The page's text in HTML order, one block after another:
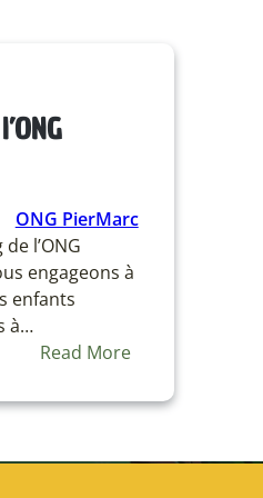
ONG PierMarc
l’ONG
engageons à
enfants
à…
Read More:
l’ONG